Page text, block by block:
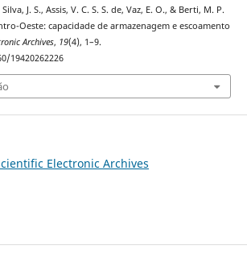
J. S., Assis, V. C. S. S. de, Vaz, E. O., & Berti, M. P.
Oeste: capacidade de armazenagem e escoamento
Archives, 19(4), 1–9.
19420262226
Electronic Archives